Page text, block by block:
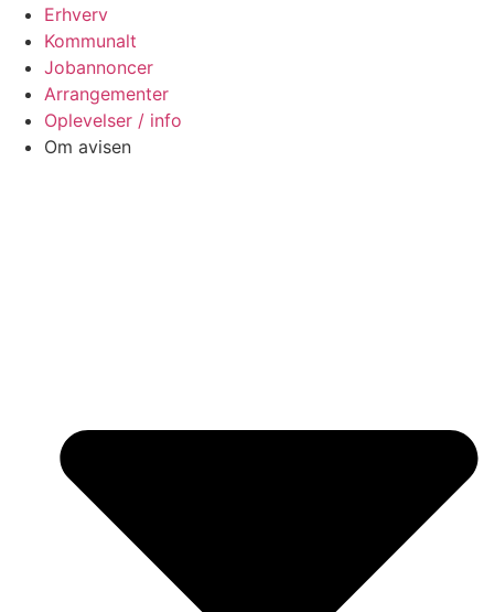
Erhverv
Kommunalt
Jobannoncer
Arrangementer
Oplevelser / info
Om avisen